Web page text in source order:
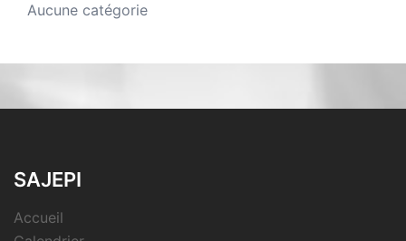
Aucune catégorie
SAJEPI
Accueil